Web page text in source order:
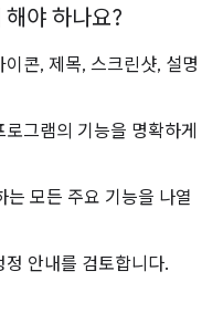
야 하나요?
콘, 제목, 스크린샷, 설명
그램의 기능을 명확하게
는 모든 주요 기능을 나열
정 안내를 검토합니다.